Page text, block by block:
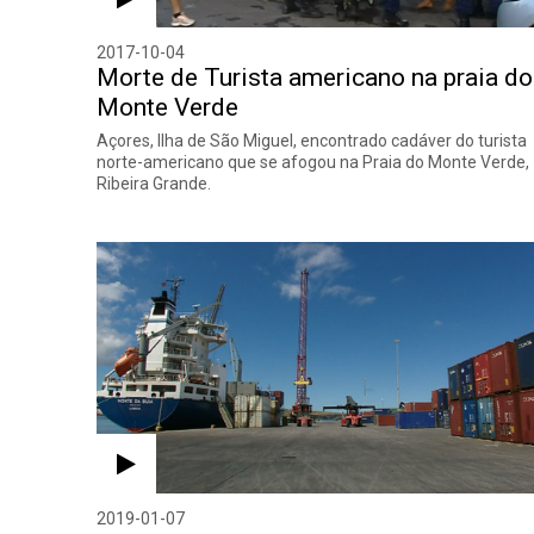
2017-10-04
Morte de Turista americano na praia do
Monte Verde
Açores, Ilha de São Miguel, encontrado cadáver do turista
norte-americano que se afogou na Praia do Monte Verde,
Ribeira Grande.
2019-01-07